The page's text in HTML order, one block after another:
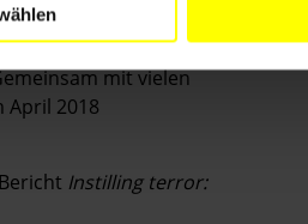
und US-amerikanische
mit vielen
April 2018
Instilling terror: